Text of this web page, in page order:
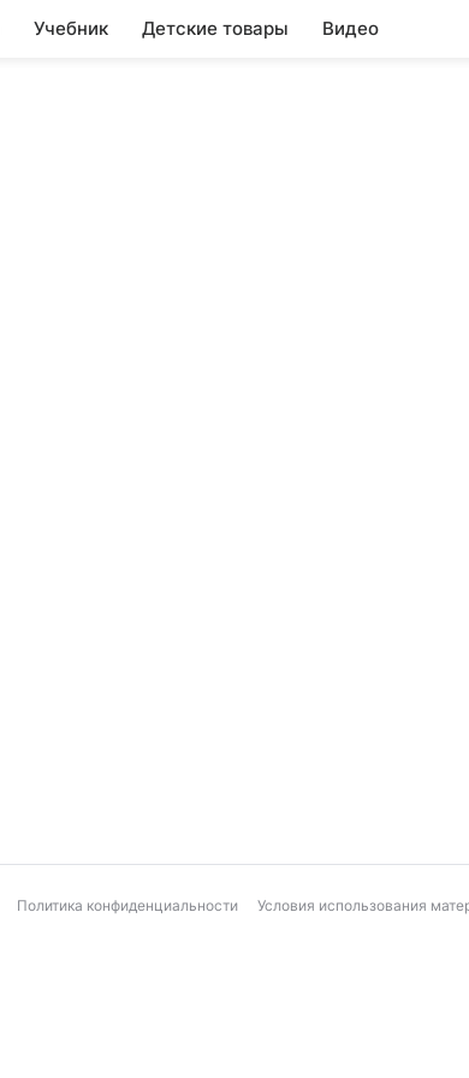
Учебник Детские товары Видео
Политика конфиденциальности Условия использования